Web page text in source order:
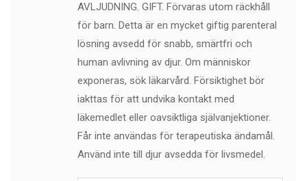
AVLJUDNING. GIFT. Förvaras utom räckhåll
för barn. Detta är en mycket giftig parenteral
lösning avsedd för snabb, smärtfri och
human avlivning av djur. Om människor
exponeras, sök läkarvård. Försiktighet bör
iakttas för att undvika kontakt med
läkemedlet eller oavsiktliga självanjektioner.
Får inte användas för terapeutiska ändamål.
Använd inte till djur avsedda för livsmedel.